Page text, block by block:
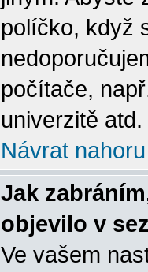
políčko, když
počítače,
univerzitě atd.
Návrat nahoru
Jak
objevilo v
Ve vašem